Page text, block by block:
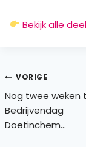
Bekijk alle
Bericht
VORIGE
Nog twee weken
Bedrijvendag
Doetinchem…